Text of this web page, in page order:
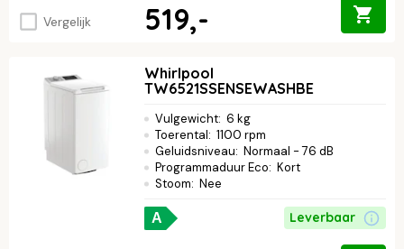
Vergelijk 519,-
Whirlpool
TW6521SSENSEWASHBE
Vulgewicht: 6 kg
Toerental: 1100 rpm
Geluidsniveau: Normaal - 76 dB
Programmaduur Eco: Kort
Stoom: Nee
A Leverbaar